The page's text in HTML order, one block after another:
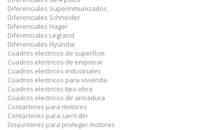
Diferenciales Superinmunizados
Diferenciales Schneider
Diferenciales Hager
Diferenciales Legrand
Diferenciales Hyundai
Cuadros electricos de superficie
Cuadros electricos de empotrar
Cuadros electricos industriales
Cuadros electricos para vivienda
Cuadros electricos tipo obra
Cuadros electricos de armadura
Contactores para motores
Contactores para carril din
Disyuntores para proteger motores